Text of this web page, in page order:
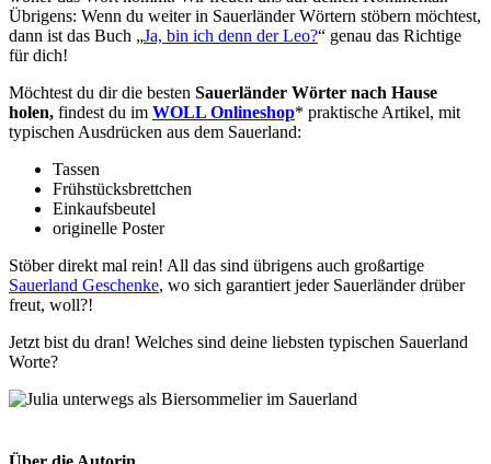
Übrigens: Wenn du weiter in Sauerländer Wörtern stöbern möchtest,
dann ist das Buch „Ja, bin ich denn der Leo?“ genau das Richtige
für dich!
Möchtest du dir die besten Sauerländer Wörter nach Hause
holen, findest du im WOLL Onlineshop* praktische Artikel, mit
typischen Ausdrücken aus dem Sauerland:
Tassen
Frühstücksbrettchen
Einkaufsbeutel
originelle Poster
Stöber direkt mal rein! All das sind übrigens auch großartige
Sauerland Geschenke, wo sich garantiert jeder Sauerländer drüber
freut, woll?!
Jetzt bist du dran! Welches sind deine liebsten typischen Sauerland
Worte?